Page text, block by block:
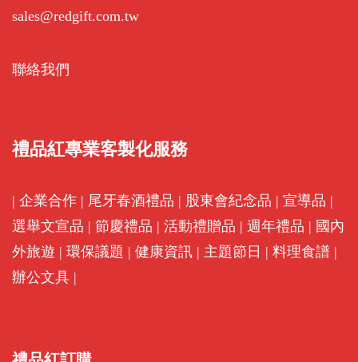
sales@redgift.com.tw
聯絡我們
禮品紅專業客製化服務
| 企業合作 | 尾牙春酒禮品 | 股東會紀念品 | 宣導品 |
選舉文宣品 | 節慶禮品 | 活動禮贈品 | 週年禮品 | 國內
外旅遊 | 環保議題 | 健康資訊 | 主題節日 | 料理食譜 |
辦公文具 |